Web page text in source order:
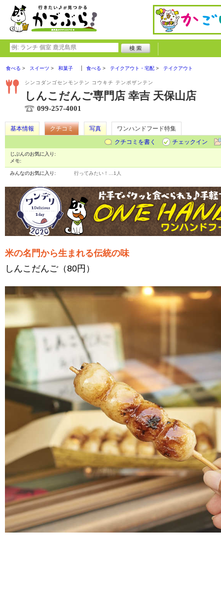
食べる スイーツ 和菓子 食べる テイクアウト・宅配 テイクアウト
シンコダンゴセンモンテン コウキチ テンポザンテン
しんこだんご専門店 幸吉 天保山店
099-257-4001
基本情報 クチコミ 写真
ワンハンドフード特集
クチコミを書く
チェックイン
じぶんのお気に入り:
メモ:
みんなのお気に入り: 行ってみたい！… 1人
米の名門から生まれる伝統の味
しんこだんご（80円）